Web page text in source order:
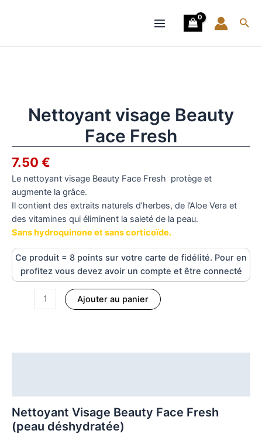
Menu
Nettoyant visage Beauty
Face Fresh
7.50 €
Le nettoyant visage Beauty Face Fresh protège et
augmente la grâce.
Il contient des extraits naturels d’herbes, de l’Aloe Vera et
des vitamines qui éliminent la saleté de la peau.
Sans hydroquinone et sans corticoïde.
Ce produit = 8 points sur votre carte de fidélité. Pour en
profitez vous devez avoir un compte et être connecté
Beauty
Face
Ajouter au panier
Nettoyant Visage Beauty Face Fresh
(peau déshydratée)